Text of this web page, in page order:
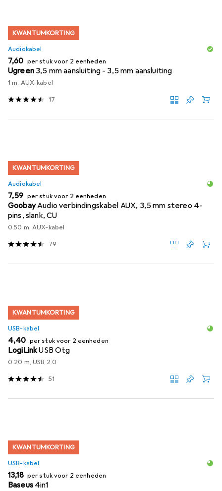
KWANTUMKORTING
Audiokabel
EUR
7,60 per stuk voor 2 eenheden
Ugreen 3,5 mm aansluiting - 3,5 mm aansluiting
1 m, AUX-kabel
17
KWANTUMKORTING
Audiokabel
EUR
7,59 per stuk voor 2 eenheden
GoobayAudio verbindingskabel AUX, 3,5 mm stereo 4-
pins, slank, CU
0.50 m, AUX-kabel
79
KWANTUMKORTING
USB-kabel
EUR
4,40 per stuk voor 2 eenheden
LogiLinkUSB Otg
0.20 m, USB 2.0
51
KWANTUMKORTING
USB-kabel
EUR
13,18 per stuk voor 2 eenheden
Baseus 4in1